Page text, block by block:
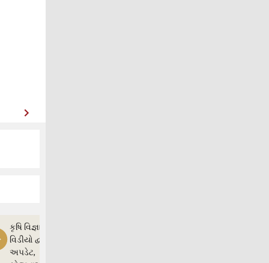
કૃષિ વિજ્ઞાન
વિડીયો દ્વારા ખેતી
અપડેટ,